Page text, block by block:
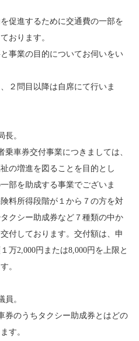
促進するために交通費の一部を
おります。
事業の目的についてお伺いをい
２問目以降は自席にて行いま
。
車券交付事業につきましては、
の増進を図ることを目的とし
部を助成する事業でございま
料所得段階が１から７の方を対
クシー助成券など７種類の中か
付しております。交付額は、申
万2,000円または8,000円を上限と
。
。
のうちタクシー助成券とはどの
す。